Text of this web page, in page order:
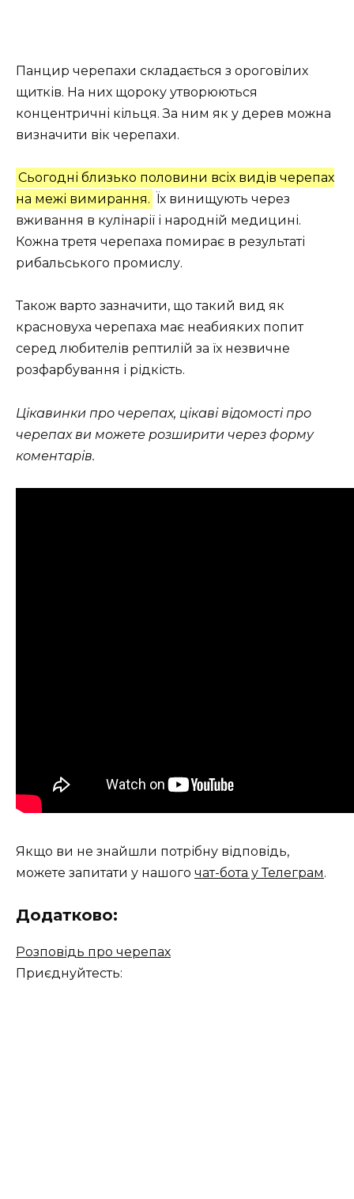
Панцир черепахи складається з ороговілих
щитків. На них щороку утворюються
концентричні кільця. За ним як у дерев можна
визначити вік черепахи.
Сьогодні близько половини всіх видів черепах
на межі вимирання. Їх винищують через
вживання в кулінарії і народній медицині.
Кожна третя черепаха помирає в результаті
рибальського промислу.
Також варто зазначити, що такий вид як
красновуха черепаха має неабияких попит
серед любителів рептилій за їх незвичне
розфарбування і рідкість.
Цікавинки про черепах, цікаві відомості про
черепах ви можете розширити через форму
коментарів.
Якщо ви не знайшли потрібну відповідь,
можете запитати у нашого чат-бота у Телеграм.
Додатково:
Розповідь про черепах
Приєднуйтесть: